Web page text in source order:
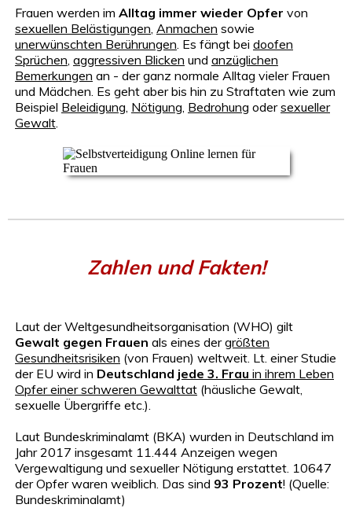
Frauen werden im Alltag immer wieder Opfer von
sexuellen Belästigungen Anmachen sowie
unerwünschten Berührungen . Es fängt bei doofen
Sprüchen aggressiven Blicken und anzüglichen
Bemerkungen an - der ganz normale Alltag vieler Frauen
und Mädchen. Es geht aber bis hin zu Straftaten wie zum
Beispiel Beleidigung Nötigung Bedrohung odersexueller
Gewalt
Zahlen und Fakten!
Laut der Weltgesundheitsorganisation (WHO) gilt
Gewalt gegen Frauen als eines dergrößten
Gesundheitsrisiken (von Frauen) weltweit. Lt. einer Studie
der EU wird in Deutschland jede 3. Frau in ihrem Leben
Opfereiner schweren Gewalttat (häusliche Gewalt,
sexuelle Übergriffe etc.).
Laut Bundeskriminalamt (BKA) wurden in Deutschland im
Jahr 2017 insgesamt 11.444 Anzeigen wegen
Vergewaltigung und sexueller Nötigung erstattet. 10647
der Opfer waren weiblich. Das sind 93 Prozent! (Quelle:
Bundeskriminalamt)